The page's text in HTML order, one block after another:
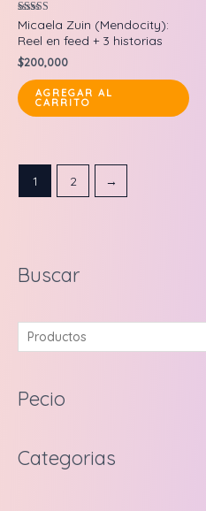
Buscar
c
r
Pecio
Categorias
Valorado en
5.00
de 5
Micaela Zuin (Mendocity):
Reel en feed + 3 historias
$200,000
AGREGAR AL
CARRITO
1 2 →